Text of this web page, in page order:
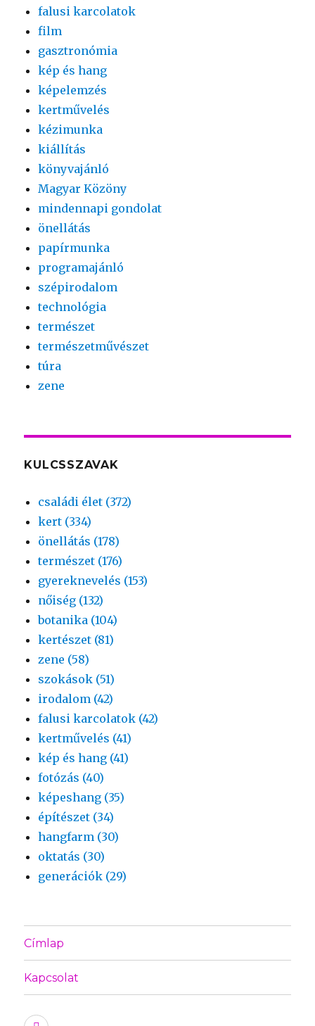
falusi karcolatok
film
gasztronómia
kép és hang
képelemzés
kertművelés
kézimunka
kiállítás
könyvajánló
Magyar Közöny
mindennapi gondolat
önellátás
papírmunka
programajánló
szépirodalom
technológia
természet
természetművészet
túra
zene
KULCSSZAVAK
családi élet (372)
kert (334)
önellátás (178)
természet (176)
gyereknevelés (153)
nőiség (132)
botanika (104)
kertészet (81)
zene (58)
szokások (51)
irodalom (42)
falusi karcolatok (42)
kertművelés (41)
kép és hang (41)
fotózás (40)
képeshang (35)
építészet (34)
hangfarm (30)
oktatás (30)
generációk (29)
Címlap
Kapcsolat